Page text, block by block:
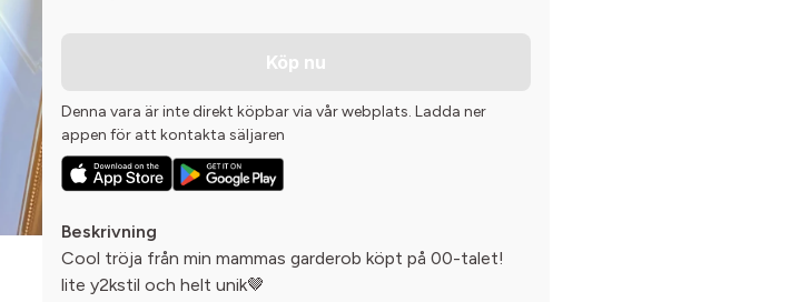
Köp nu
Denna vara är inte direkt köpbar via vår webplats. Ladda ner
appen för att kontakta säljaren
Beskrivning
Cool tröja från min mammas garderob köpt på 00-talet!
lite y2kstil och helt unik🤎